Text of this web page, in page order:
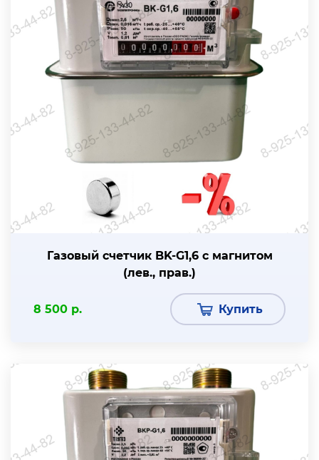
Газовый счетчик BK-G1,6 с магнитом
(лев., прав.)
8 500 р. Купить